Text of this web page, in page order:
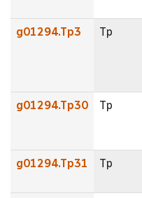
g01294.Tp3 Tp
g01294.Tp30 Tp
g01294.Tp31 Tp